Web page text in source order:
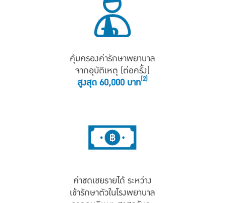
คุ้มครองค่ารักษาพยาบาล
จากอุบัติเหตุ (ต่อครั้ง)
สูงสุด 60,000 บาท(2)
ค่าชดเชยรายได้ ระหว่าง
เข้ารักษาตัวในโรงพยาบาล